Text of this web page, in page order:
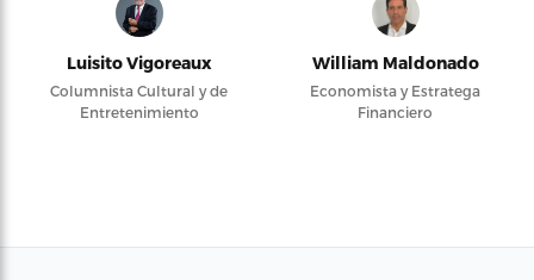
Luisito Vigoreaux
Columnista Cultural y de
Entretenimiento
William Maldonado
Economista y Estratega
Financiero